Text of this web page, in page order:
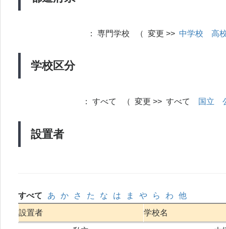
学校区分
： 専門学校 （ 変更 >> 中学校 高
設置者
： すべて （ 変更 >> すべて 国立
すべて あ か さ た な は ま や ら わ
他
設置者
学校名